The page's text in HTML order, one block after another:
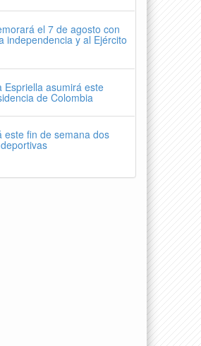
el 7 de agosto con
independencia y al Ejército
Espriella asumirá este
de Colombia
este fin de semana dos